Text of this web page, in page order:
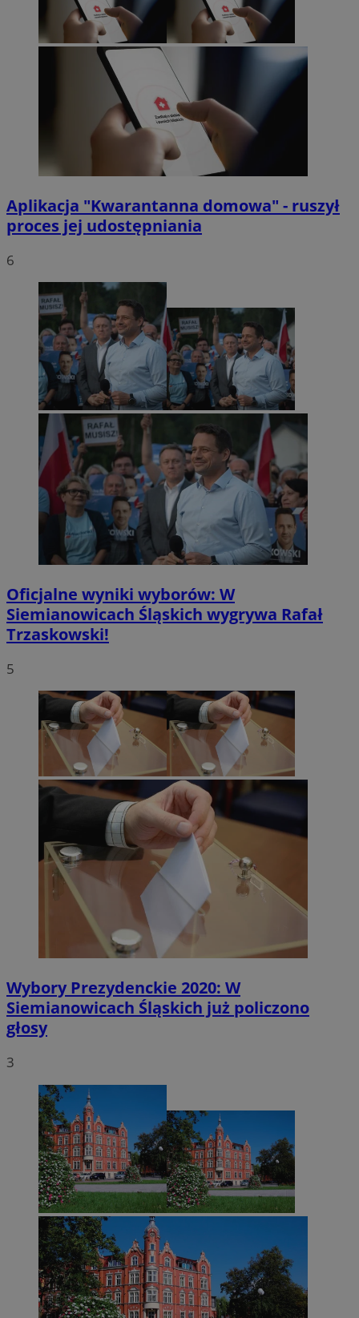
Aplikacja "Kwarantanna domowa" - ruszył
proces jej udostępniania
6
Oficjalne wyniki wyborów: W
Siemianowicach Śląskich wygrywa Rafał
Trzaskowski!
5
Wybory Prezydenckie 2020: W
Siemianowicach Śląskich już policzono
głosy
3